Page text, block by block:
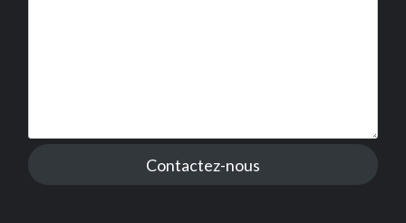
Contactez-nous